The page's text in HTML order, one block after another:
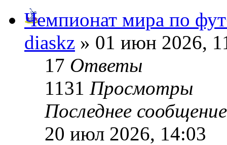
Чемпионат мира по
diaskz » 01 июн 2026,
17 Ответы
1131 Просмотры
Последнее
20 июл 2026, 14:03